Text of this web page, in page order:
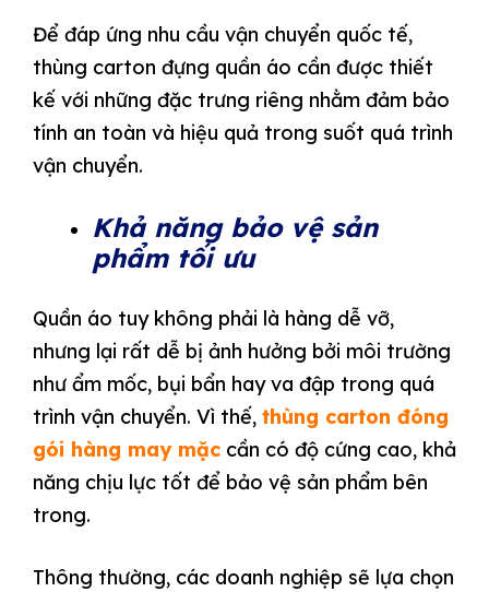
Để đáp ứng nhu cầu vận chuyển quốc tế,
thùng carton đựng quần áo cần được thiết
kế với những đặc trưng riêng nhằm đảm bảo
tính an toàn và hiệu quả trong suốt quá trình
vận chuyển.
Khả năng bảo vệ sản
phẩm tối ưu
Quần áo tuy không phải là hàng dễ vỡ,
nhưng lại rất dễ bị ảnh hưởng bởi môi trường
như ẩm mốc, bụi bẩn hay va đập trong quá
trình vận chuyển. Vì thế, thùng carton đóng
gói hàng may mặc cần có độ cứng cao, khả
năng chịu lực tốt để bảo vệ sản phẩm bên
trong.
Thông thường, các doanh nghiệp sẽ lựa chọn